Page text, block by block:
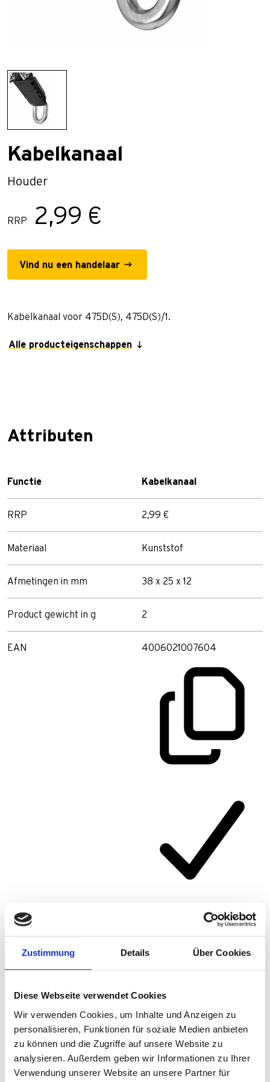
Zustimmung Details Über Cookies
Diese Webseite verwendet Cookies
Wir verwenden Cookies, um Inhalte und Anzeigen zu
personalisieren, Funktionen für soziale Medien anbieten
zu können und die Zugriffe auf unsere Website zu
analysieren. Außerdem geben wir Informationen zu Ihrer
Verwendung unserer Website an unsere Partner für
Kabelkanaal
Houder
RRP 2,99 €
Vind nu een handelaar
Kabelkanaal voor 475D(S), 475D(S)/1.
Alle producteigenschappen
Attributen
Functie Kabelkanaal
RRP 2,99 €
Materiaal Kunststof
Afmetingen in mm 38 x 25 x 12
Product gewicht in g 2
EAN 4006021007604
Artikelnummer